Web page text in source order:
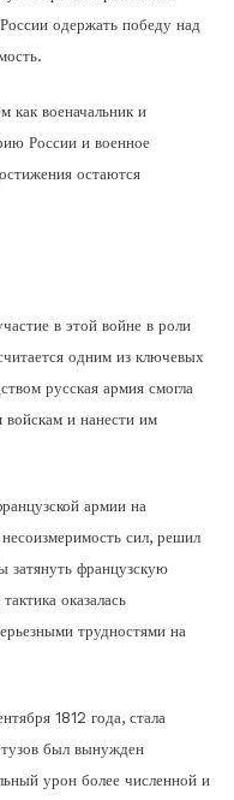
одержать победу над
как военачальник и
России и военное
остаются
в этой войне в роли
одним из ключевых
русская армия смогла
войскам и нанести им
армии на
сил, решил
затянуть французскую
оказалась
трудностями на
1812 года, стала
был вынужден
урон более численной и